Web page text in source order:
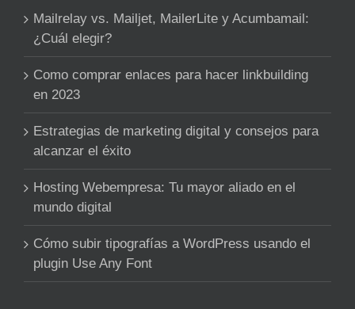
Mailrelay vs. Mailjet, MailerLite y Acumbamail:
¿Cuál elegir?
Como comprar enlaces para hacer linkbuilding
en 2023
Estrategias de marketing digital y consejos para
alcanzar el éxito
Hosting Webempresa: Tu mayor aliado en el
mundo digital
Cómo subir tipografías a WordPress usando el
plugin Use Any Font